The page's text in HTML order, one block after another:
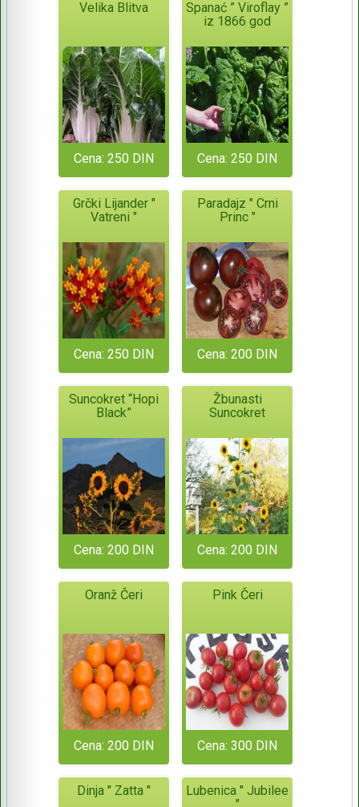
Velika Blitva
Cena: 250 DIN
Spanać ” Viroflay ”
iz 1866 god
Cena: 250 DIN
Grčki Lijander "
Vatreni "
Cena: 250 DIN
Paradajz " Crni
Princ "
Cena: 200 DIN
Suncokret “Hopi
Black”
Cena: 200 DIN
Žbunasti
Suncokret
Cena: 200 DIN
Oranž Čeri
Cena: 200 DIN
Pink Čeri
Cena: 300 DIN
Dinja " Zatta "
Lubenica " Jubilee